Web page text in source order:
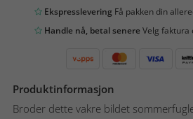
Ekspresslevering Få pakken din
Handle nå, betal senereVelg faktura
Produktinformasjon
Broder dette vakre bildet